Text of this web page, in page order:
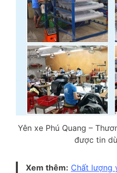
Yên xe Phú Quang –
được tin
Xem thêm: Chất lượng